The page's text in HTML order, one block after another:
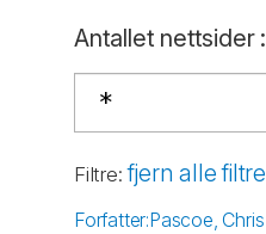
Antallet nettsider:
Filtre: fjern alle filtre
Forfatter:Pascoe, Chris